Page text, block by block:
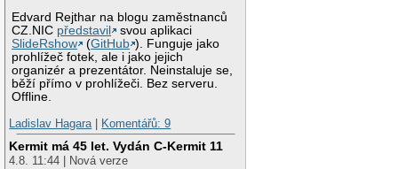
Edvard Rejthar na blogu zaměstnanců
CZ.NIC představil
svou aplikaci
SlideRshow
(GitHub ). Funguje jako
prohlížeč fotek, ale i jako jejich
organizér a prezentátor. Neinstaluje se,
běží přímo v prohlížeči. Bez serveru.
Offline.
Ladislav Hagara | Komentářů: 9
Kermit má 45 let. Vydán C-Kermit 11
4.8. 11:44 | Nová verze